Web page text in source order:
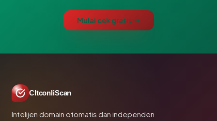
Mulai cek gratis →
CltconliScan
Intelijen domain otomatis dan independen